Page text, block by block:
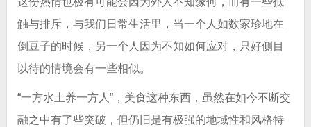
触与排斥，与我们日常生活里，当一个人如数家珍地在
倒豆子的时候，另一个人因为不知如何应对，只好侧目
以待的情境会有一些相似。
“一方水土养一方人”，美食这种东西，虽然在如今不断交
融之中有了些突破，但仍旧是有极强的地域性和风格特